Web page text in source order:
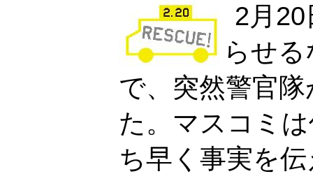
2月
らせ
で、突然警官
た。マスコミ
ち早く事実を